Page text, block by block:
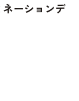
ーションデ